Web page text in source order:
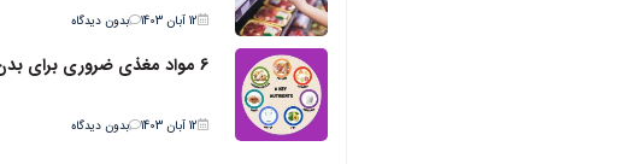
12 آبان 1403 بدون دیدگاه
6 مواد مغذی ضروری برای بدن چیست؟
12 آبان 1403 بدون دیدگاه